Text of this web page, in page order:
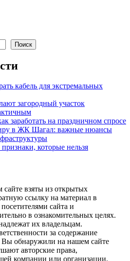
Поиск
кабель для экстремальных
загородный участок
заработать на праздничном спросе
в ЖК Шагал: важные нюансы
которые нельзя
взяты из открытых
ссылку на материал в
сайта и
в ознакомительных целях.
их владельцам.
за содержание
Вы обнаружили на нашем сайте
авторские права,
компании или организации,